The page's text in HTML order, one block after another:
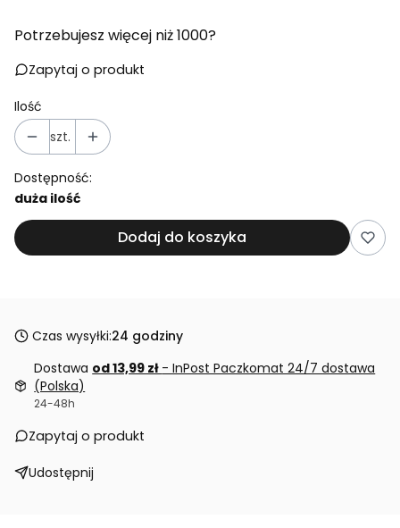
Potrzebujesz więcej niż 1000?
Zapytaj o produkt
Ilość
szt.
Dostępność:
duża ilość
Dodaj do koszyka
Czas wysyłki:24 godziny
Dostawa od 13,99 zł - InPost Paczkomat 24/7 dostawa
(Polska)
24-48h
Zapytaj o produkt
Udostępnij